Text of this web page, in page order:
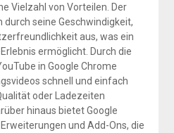
Vielzahl von Vorteilen. Der
seine Geschwindigkeit,
aus, was ein
ermöglicht. Durch die
in Google Chrome
schnell und einfach
oder Ladezeiten
hinaus bietet Google
und Add-Ons, die